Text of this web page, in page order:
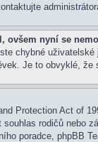
ovšem nyní se
chybné
Je to obvyklé,
Protection Act of
rodičů nebo
poradce, phpBB